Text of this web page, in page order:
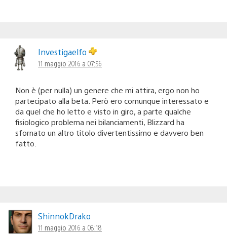
Investigaelfo
11 maggio 2016 a 07:56
Non è (per nulla) un genere che mi attira, ergo non ho
partecipato alla beta. Però ero comunque interessato e
da quel che ho letto e visto in giro, a parte qualche
fisiologico problema nei bilanciamenti, Blizzard ha
sfornato un altro titolo divertentissimo e davvero ben
fatto.
ShinnokDrako
11 maggio 2016 a 08:18